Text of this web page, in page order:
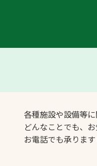
各種施設や設備等
どんなことでも、
お電話でも承ります